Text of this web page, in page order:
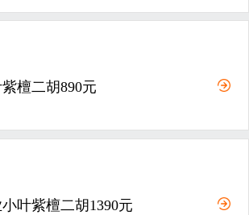
檀二胡890元
叶紫檀二胡1390元